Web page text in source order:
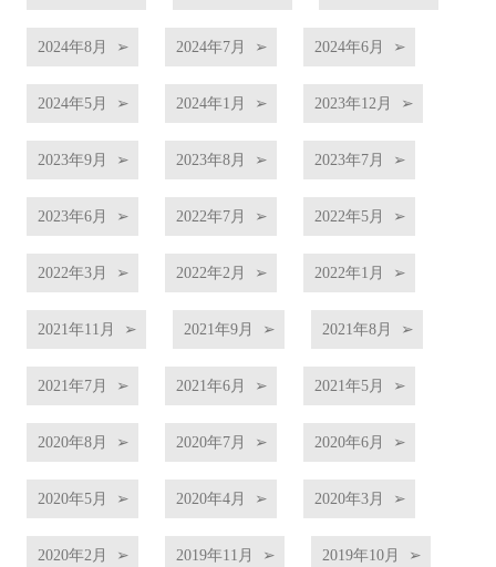
2024年8月 2024年7月 2024年6月
2024年5月 2024年1月 2023年12月
2023年9月 2023年8月 2023年7月
2023年6月 2022年7月 2022年5月
2022年3月 2022年2月 2022年1月
2021年11月 2021年9月 2021年8月
2021年7月 2021年6月 2021年5月
2020年8月 2020年7月 2020年6月
2020年5月 2020年4月 2020年3月
2020年2月 2019年11月 2019年10月